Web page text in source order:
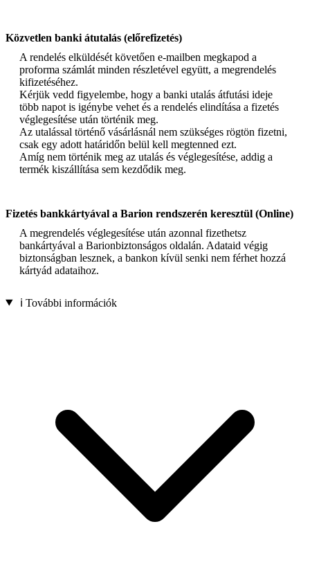
Közvetlen banki átutalás (előrefizetés)
A rendelés elküldését követően e-mailben megkapod a
proforma számlát minden részletével együtt, a megrendelés
kifizetéséhez.
Kérjük vedd figyelembe, hogy a banki utalás átfutási ideje
több napot is igénybe vehet és a rendelés elindítása a fizetés
véglegesítése után történik meg.
Az utalással történő vásárlásnál nem szükséges rögtön fizetni,
csak egy adott határidőn belül kell megtenned ezt.
Amíg nem történik meg az utalás és véglegesítése, addig a
termék kiszállítása sem kezdődik meg.
Fizetés bankkártyával a Barion rendszerén keresztül (Online)
A megrendelés véglegesítése után azonnal fizethetsz
bankártyával a Barionbiztonságos oldalán. Adataid végig
biztonságban lesznek, a bankon kívül senki nem férhet hozzá
kártyád adataihoz.
ℹ️ További információk